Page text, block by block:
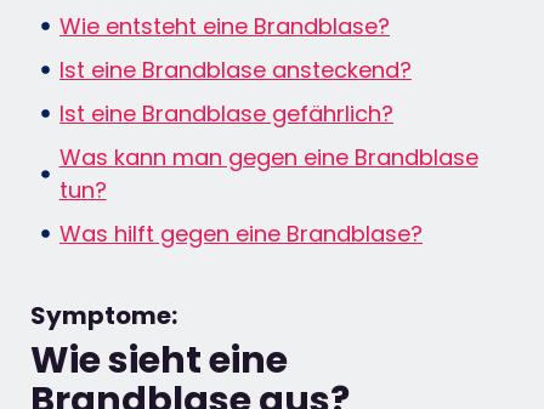
Wie entsteht eine Brandblase?
Ist eine Brandblase ansteckend?
Ist eine Brandblase gefährlich?
Was kann man gegen eine Brandblase
tun?
Was hilft gegen eine Brandblase?
Symptome:
Wie sieht eine